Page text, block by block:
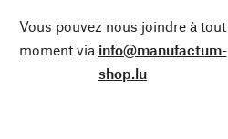
Vous pouvez nous joindre à tout
moment via info@manufactum-
shop.lu